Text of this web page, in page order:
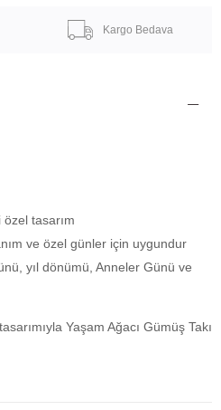
Kargo Bedava
özel tasarım
ve özel günler için uygundur
yıl dönümü, Anneler Günü ve
Yaşam Ağacı Gümüş Takı